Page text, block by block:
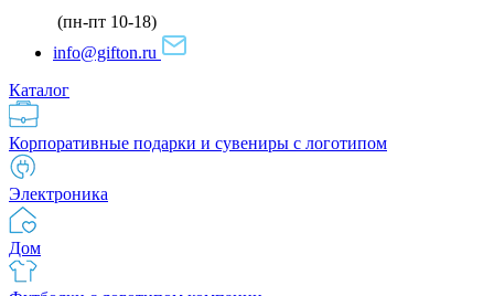
(пн-пт 10-18)
info@gifton.ru
Каталог
Корпоративные подарки и сувениры с логотипом
Электроника
Дом